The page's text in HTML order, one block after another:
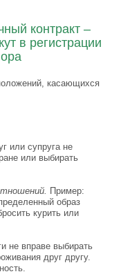
контракт –
в регистрации
касающихся
или супруга не
или выбирать
Пример:
образ
курить или
не вправе выбирать
друг другу.